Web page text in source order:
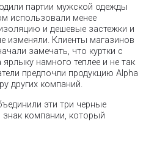
партии мужской одежды
использовали менее
и дешевые застежки и
изменяли. Клиенты магазинов
замечать, что куртки с
намного теплее и не так
предпочли продукцию Alpha
других компаний.
эти три черные
компании, который